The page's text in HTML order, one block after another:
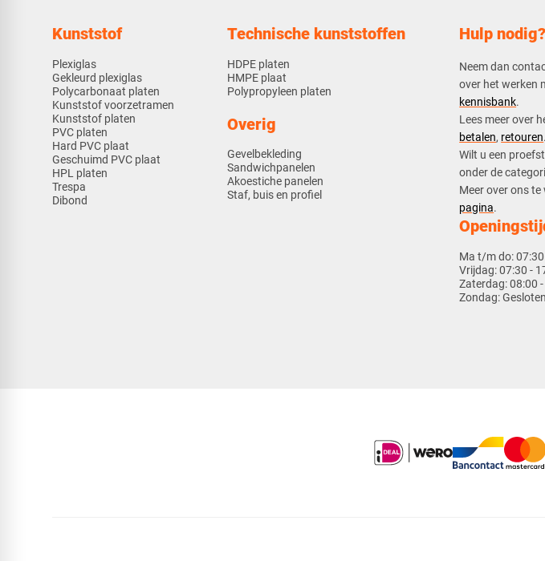
Kunststof
Plexiglas
Gekleurd plexiglas
Polycarbonaat platen
Kunststof voorzetramen
Kunststof platen
PVC platen
Hard PVC plaat
Geschuimd PVC plaat
HPL platen
Trespa
Dibond
Technische kunststoffen
HDPE platen
HMPE plaat
Polypropyleen platen
Overig
Gevelbekleding
Sandwichpanelen
Akoestiche panelen
Staf, buis en profiel
Hulp nodig?
Neem dan
over het werken
kennisbank.
​Lees meer over
betalen, retouren.​
​Wilt u een
onder de
​​Meer over ons
pagina.
Ma t/m do:
Vrijdag:07:30 -
Zaterdag:08:00
Zondag:Gesloten